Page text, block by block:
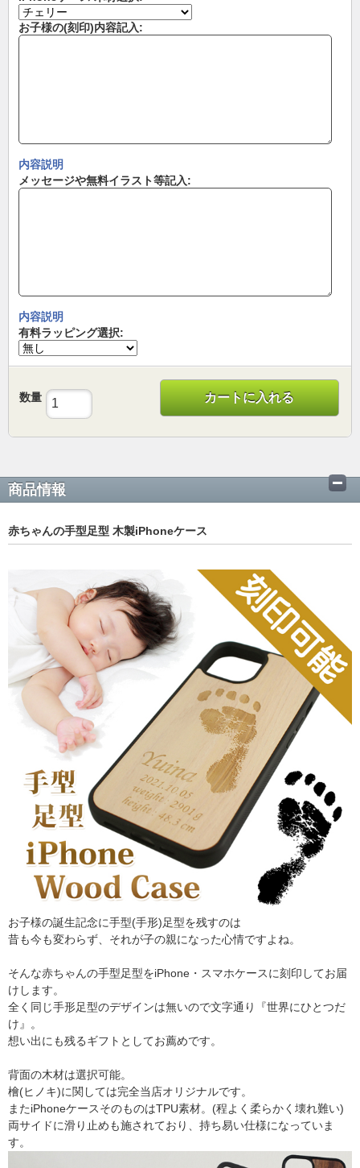
お子様の(刻印)内容記入:
内容説明
メッセージや無料イラスト等記入:
内容説明
有料ラッピング選択:
数量 カートに入れる
商品情報
赤ちゃんの手型足型 木製iPhoneケース
お子様の誕生記念に手型(手形)足型を残すのは
昔も今も変わらず、それが子の親になった心情ですよね。
そんな赤ちゃんの手型足型をiPhone・スマホケースに刻印してお届
けします。
全く同じ手形足型のデザインは無いので文字通り『世界にひとつだ
け』。
想い出にも残るギフトとしてお薦めです。
背面の木材は選択可能。
檜(ヒノキ)に関しては完全当店オリジナルです。
またiPhoneケースそのものはTPU素材。(程よく柔らかく壊れ難い)
両サイドに滑り止めも施されており、持ち易い仕様になっていま
す。